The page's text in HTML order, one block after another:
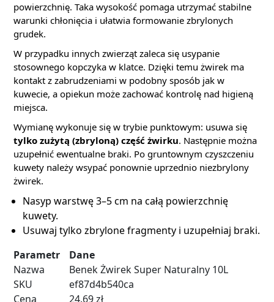
powierzchnię. Taka wysokość pomaga utrzymać stabilne
warunki chłonięcia i ułatwia formowanie zbrylonych
grudek.
W przypadku innych zwierząt zaleca się usypanie
stosownego kopczyka w klatce. Dzięki temu żwirek ma
kontakt z zabrudzeniami w podobny sposób jak w
kuwecie, a opiekun może zachować kontrolę nad higieną
miejsca.
Wymianę wykonuje się w trybie punktowym: usuwa się
tylko zużytą (zbryloną) część żwirku. Następnie można
uzupełnić ewentualne braki. Po gruntownym czyszczeniu
kuwety należy wsypać ponownie uprzednio niezbrylony
żwirek.
Nasyp warstwę 3–5 cm na całą powierzchnię
kuwety.
Usuwaj tylko zbrylone fragmenty i uzupełniaj braki.
Parametr
Dane
Nazwa
Benek Żwirek Super Naturalny 10L
SKU
ef87d4b540ca
Cena
24.69 zł